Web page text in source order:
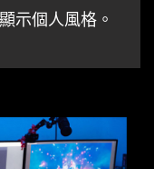
示個人風格。